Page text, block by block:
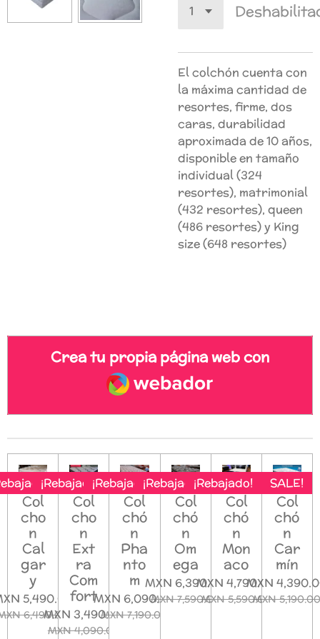
El colchón cuenta con
la máxima cantidad de
resortes, firme, dos
caras, durabilidad
aproximada de 10 años,
disponible en tamaño
individual (324
resortes), matrimonial
(432 resortes), queen
(486 resortes) y King
size (648 resortes)
Crea tu propia página web con
Webador
Col
cho
n
Cal
gar
y
5,490.00
6,490.00
¡Rebajado!
Col
cho
n
Ext
ra
Com
fort
MXN 3,490.00
MXN 4,090.00
¡Rebajado!
Col
chó
n
Pha
nto
m
MXN 6,090.00
MXN 7,190.00
¡Rebajado!
Col
chó
n
Om
ega
MXN 6,390.00
MXN 7,590.00
¡Rebajado!
Col
chó
n
Mon
aco
MXN 4,790.00
MXN 5,590.00
SALE!
Col
chó
n
Car
mín
MXN
MXN